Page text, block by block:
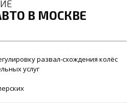
В МОСКВЕ
развал-схождения колёс
услуг